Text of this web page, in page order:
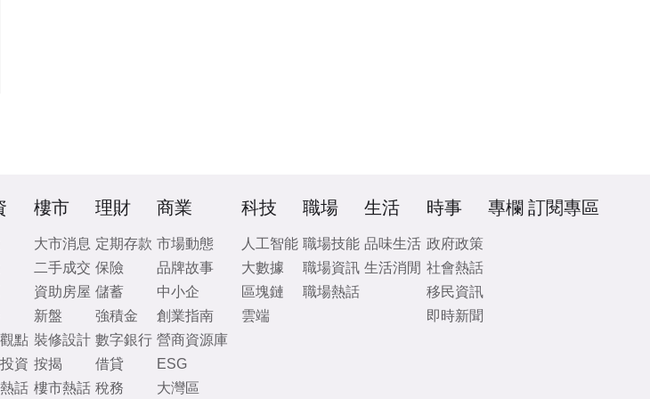
點
資
話
樓市
大市消息
二手成交
資助房屋
新盤
裝修設計
按揭
樓市熱話
理財
定期存款
保險
儲蓄
強積金
數字銀行
借貸
稅務
商業
市場動態
品牌故事
中小企
創業指南
營商資源庫
ESG
大灣區
科技
人工智能
大數據
區塊鏈
雲端
職場
職場技能
職場資訊
職場熱話
生活
品味生活
生活消閒
時事
政府政策
社會熱話
移民資訊
即時新聞
專欄 訂閱專區